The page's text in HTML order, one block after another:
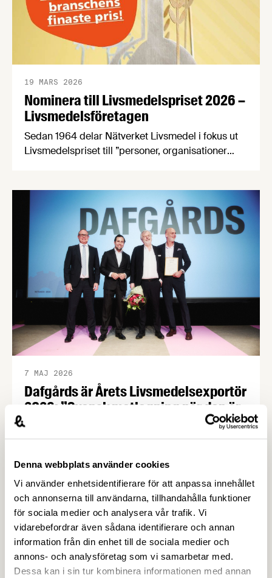
Denna webbplats använder cookies
Vi använder enhetsidentifierare för att anpassa innehållet
och annonserna till användarna, tillhandahålla funktioner
för sociala medier och analysera vår trafik. Vi
vidarebefordrar även sådana identifierare och annan
information från din enhet till de sociala medier och
annons- och analysföretag som vi samarbetar med.
Dessa kan i sin tur kombinera informationen med annan
Nominera till Livsmedelspriset 2026 –
Livsmedelsföretagen
19 MARS 2026
Sedan 1964 delar Nätverket Livsmedel i fokus ut
Livsmedelspriset till ”personer, organisationer
konkurrenskraft och utveckling”. Passa på att
nominera en eller flera kandidater senast den 21
april! Bland de nomineringar som kommer in
kommer en jury …
Dafgårds är Årets Livsmedelsexportör
2026: ”Svensk matlagning när den är
som bäst” – Livsmedelsföretagen
7 MAJ 2026
De senaste åren har Dafgårds målmedvetet satsat
på att sälja till större globala aktörer, med
resultatet att exporten idag utgör 35 procent av
bolagets omsättning. All produktion sker
fortfarande i ”Köket i Källby”, och för sina
exportframgångar har Dafgårds nu belönats med
priset Årets Livsmedelsexportör 2026. Priset
Årets Livsmedelsexportör är ett samarbete mellan
Livsmedelsföretagen och …